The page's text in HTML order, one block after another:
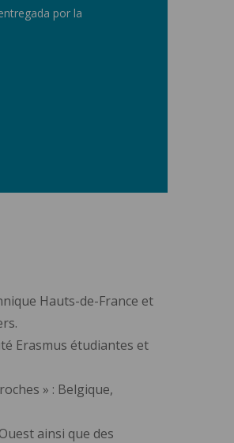
por la
Hauts-de-France et
Erasmus étudiantes et
» : Belgique,
ainsi que des